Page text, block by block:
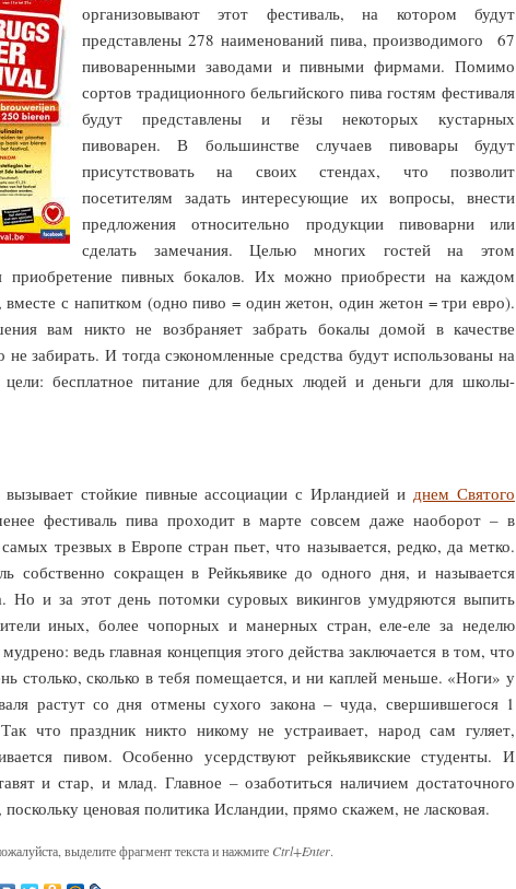
организовывают этот фестиваль, на котором будут
представлены 278 наименований пива, производимого 67
пивоваренными заводами и пивными фирмами. Помимо
сортов традиционного бельгийского пива гостям фестиваля
будут представлены и гёзы некоторых кустарных
пивоварен. В большинстве случаев пивовары будут
присутствовать на своих стендах, что позволит
посетителям задать интересующие их вопросы, внести
предложения относительно продукции пивоварни или
сделать замечания. Целью многих гостей на этом
приобретение пивных бокалов. Их можно приобрести на каждом
вместе с напитком (одно пиво = один жетон, один жетон = три евро).
вам никто не возбраняет забрать бокалы домой в качестве
забирать. И тогда сэкономленные средства будут использованы на
цели: бесплатное питание для бедных людей и деньги для школы-
стойкие пивные ассоциации с Ирландией иднем Святого
фестиваль пива проходит в марте совсем даже наоборот – в
трезвых в Европе стран пьет, что называется, редко, да метко.
собственно сокращен в Рейкьявике до одного дня, и называется
Но и за этот день потомки суровых викингов умудряются выпить
иных, более чопорных и манерных стран, еле-еле за неделю
ведь главная концепция этого действа заключается в том, что
столько, сколько в тебя помещается, и ни каплей меньше. «Ноги» у
растут со дня отмены сухого закона – чуда, свершившегося 1
что праздник никто никому не устраивает, народ сам гуляет,
пивом. Особенно усердствуют рейкьявикские студенты. И
и стар, и млад. Главное – озаботиться наличием достаточного
поскольку ценовая политика Исландии, прямо скажем, не ласковая.
выделите фрагмент текста и нажмите Ctrl+Enter.